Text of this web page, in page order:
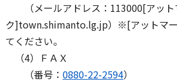
（メールアドレス：113000[アット
ク]town.shimanto.lg.jp）※[アットマ
てください。
（4）ＦＡＸ
（番号： 0880-22-2594）